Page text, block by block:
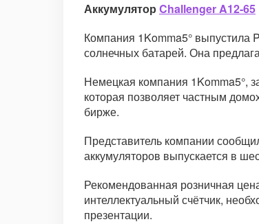
Аккумулятор Challenger A12-65
Компания 1Komma5° выпустила
солнечных батарей. Она
Немецкая компания 1Komma5°,
которая позволяет частным
бирже.
Представитель компании
аккумуляторов выпускается в
Рекомендованная розничная
интеллектуальный счётчик,
презентации.